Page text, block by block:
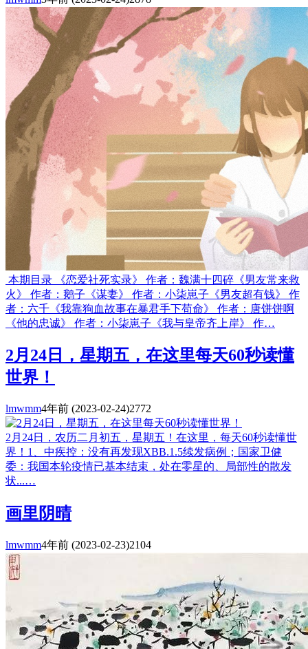
本期目录 《恋爱社死实录》 作者：魏满十四碎《男友常来救
火》 作者：鹅子《谋妻》 作者：小柒崽子《男友超有钱》 作
者：六千《我靠狗血故事在暴君手下苟命》 作者：唐饼饼啊
《他的忠诚》 作者：小柒崽子《我与皇帝齐上岸》 作…
2月24日，星期五，在这里每天60秒读懂
世界！
lmwmm4年前 (2023-02-24)2772
2月24日，农历二月初五，星期五！在这里，每天60秒读懂世
界！1、中疾控：没有再发现XBB.1.5续发病例；国家卫健
委：我国本轮疫情已基本结束，处在零星的、局部性的散发
状...…
画里阴晴
lmwmm4年前 (2023-02-23)2104